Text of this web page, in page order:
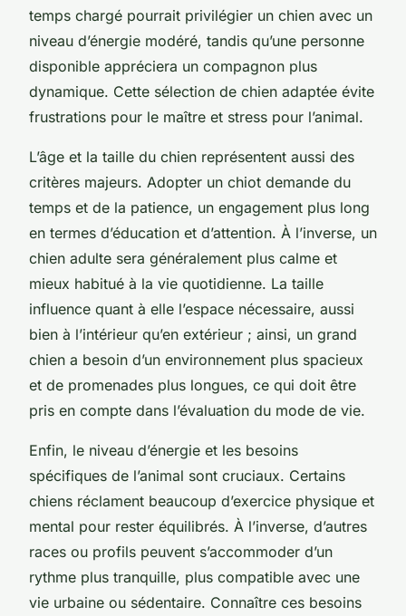
temps chargé pourrait privilégier un chien avec un
niveau d’énergie modéré, tandis qu’une personne
disponible appréciera un compagnon plus
dynamique. Cette sélection de chien adaptée évite
frustrations pour le maître et stress pour l’animal.
L’âge et la taille du chien représentent aussi des
critères majeurs. Adopter un chiot demande du
temps et de la patience, un engagement plus long
en termes d’éducation et d’attention. À l’inverse, un
chien adulte sera généralement plus calme et
mieux habitué à la vie quotidienne. La taille
influence quant à elle l’espace nécessaire, aussi
bien à l’intérieur qu’en extérieur ; ainsi, un grand
chien a besoin d’un environnement plus spacieux
et de promenades plus longues, ce qui doit être
pris en compte dans l’évaluation du mode de vie.
Enfin, le niveau d’énergie et les besoins
spécifiques de l’animal sont cruciaux. Certains
chiens réclament beaucoup d’exercice physique et
mental pour rester équilibrés. À l’inverse, d’autres
races ou profils peuvent s’accommoder d’un
rythme plus tranquille, plus compatible avec une
vie urbaine ou sédentaire. Connaître ces besoins